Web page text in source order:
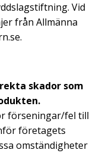
Vid
från Allmänna
skador som
förseningar/fel till
företagets
omständigheter